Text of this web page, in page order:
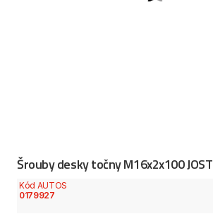
Šrouby desky točny M16x2x100 JOST
Kód AUTOS
0179927